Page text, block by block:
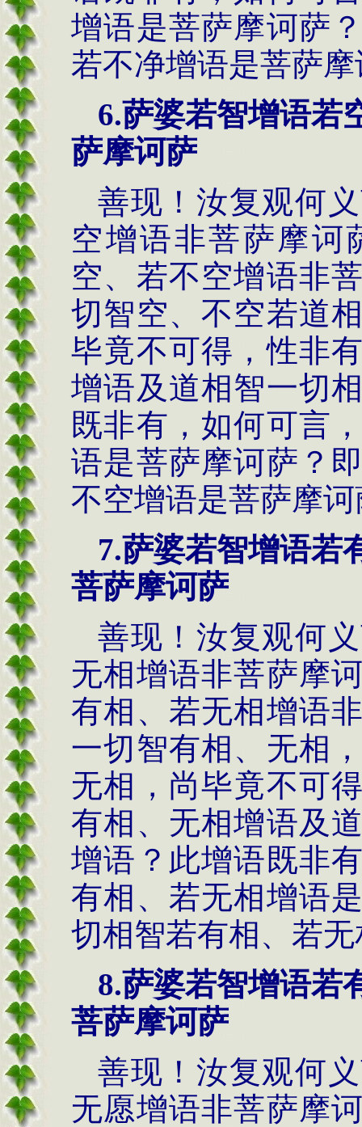
增语是菩萨摩诃萨
若不净增语是菩萨
6.萨婆若智增语若
萨摩诃萨
善现！汝复观何
空增语非菩萨摩诃
空、若不空增语非
切智空、不空若道
毕竟不可得，性非
增语及道相智一切
既非有，如何可言
语是菩萨摩诃萨？
不空增语是菩萨摩
7.萨婆若智增语若
菩萨摩诃萨
善现！汝复观何
无相增语非菩萨摩
有相、若无相增语
一切智有相、无相
无相，尚毕竟不可
有相、无相增语及
增语？此增语既非
有相、若无相增语
切相智若有相、若
8.萨婆若智增语若
菩萨摩诃萨
善现！汝复观何
无愿增语非菩萨摩